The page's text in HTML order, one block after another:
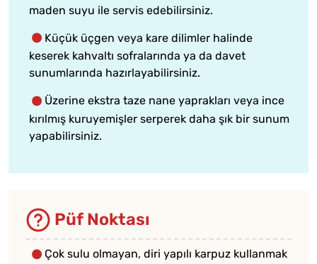
maden suyu ile servis edebilirsiniz.
Küçük üçgen veya kare dilimler halinde
keserek kahvaltı sofralarında ya da davet
sunumlarında hazırlayabilirsiniz.
Üzerine ekstra taze nane yaprakları veya ince
kırılmış kuruyemişler serperek daha şık bir sunum
yapabilirsiniz.
Püf Noktası
Çok sulu olmayan, diri yapılı karpuz kullanmak